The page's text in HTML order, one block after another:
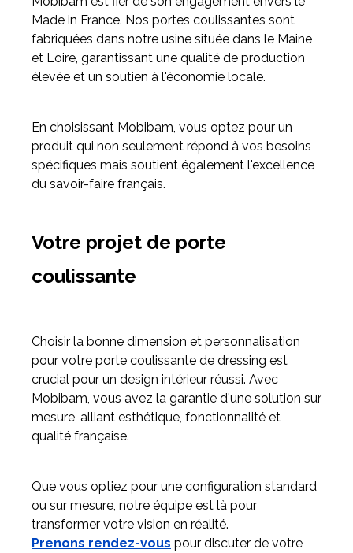
Made in France. Nos portes coulissantes sont
fabriquées dans notre usine située dans le Maine
et Loire, garantissant une qualité de production
élevée et un soutien à l'économie locale.
En choisissant Mobibam, vous optez pour un
produit qui non seulement répond à vos besoins
spécifiques mais soutient également l'excellence
du savoir-faire français.
Votre projet de porte
coulissante
Choisir la bonne dimension et personnalisation
pour votre porte coulissante de dressing est
crucial pour un design intérieur réussi. Avec
Mobibam, vous avez la garantie d'une solution sur
mesure, alliant esthétique, fonctionnalité et
qualité française.
Que vous optiez pour une configuration standard
ou sur mesure, notre équipe est là pour
transformer votre vision en réalité.
Prenons rendez-vous pour discuter de votre